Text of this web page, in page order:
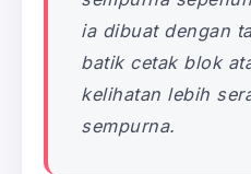
ia dibuat dengan
batik cetak blok
kelihatan lebih
sempurna.